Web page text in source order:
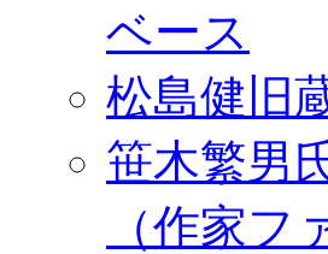
ベース
松島健旧
笹木繁男
（作家フ